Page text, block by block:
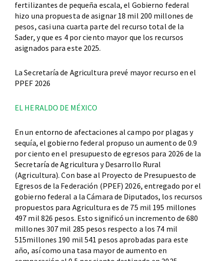
fertilizantes de pequeña escala, el Gobierno federal
hizo una propuesta de asignar 18 mil 200 millones de
pesos, casi una cuarta parte del recurso total de la
Sader, y que es 4 por ciento mayor que los recursos
asignados para este 2025.
La Secretaría de Agricultura prevé mayor recurso en el
PPEF 2026
EL HERALDO DE MÉXICO
En un entorno de afectaciones al campo por plagas y
sequía, el gobierno federal propuso un aumento de 0.9
por ciento en el presupuesto de egresos para 2026 de la
Secretaría de Agricultura y Desarrollo Rural
(Agricultura). Con base al Proyecto de Presupuesto de
Egresos de la Federación (PPEF) 2026, entregado por el
gobierno federal a la Cámara de Diputados, los recursos
propuestos para Agricultura es de 75 mil 195 millones
497 mil 826 pesos. Esto significó un incremento de 680
millones 307 mil 285 pesos respecto a los 74 mil
515millones 190 mil 541 pesos aprobadas para este
año, así como una tasa mayor de aumento en